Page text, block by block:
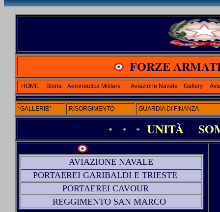
FORZE
HOME Storia Aeronautica Militare Aviazione Navale Gallery
*GALLERIE* RISORGIMENTO GUARDIA DI FINANZA
* * * UNITÀ
AVIAZIONE NAVALE
PORTAEREI GARIBALDI E TRIESTE
PORTAEREI CAVOUR
REGGIMENTO SAN MARCO